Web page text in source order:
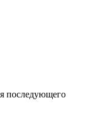
последующего